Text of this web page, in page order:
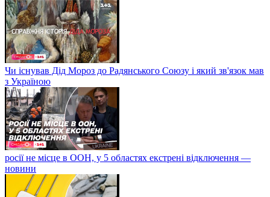
Чи існував Дід Мороз до Радянського Союзу і який зв'язок мав
з Україною
росії не місце в ООН, у 5 областях екстрені відключення —
новини